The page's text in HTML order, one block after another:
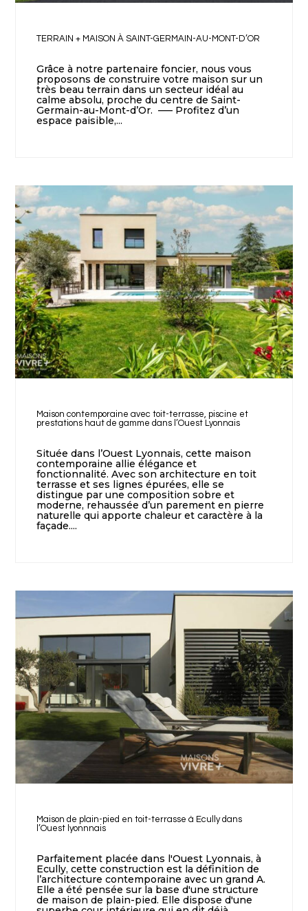
TERRAIN + MAISON À SAINT-GERMAIN-AU-MONT-D’OR
Grâce à notre partenaire foncier, nous vous
proposons de construire votre maison sur un
très beau terrain dans un secteur idéal au
calme absolu, proche du centre de Saint-
Germain-au-Mont-d’Or. —– Profitez d’un
espace paisible,...
Maison contemporaine avec toit-terrasse, piscine et
prestations haut de gamme dans l’Ouest Lyonnais
Située dans l’Ouest Lyonnais, cette maison
contemporaine allie élégance et
fonctionnalité. Avec son architecture en toit
terrasse et ses lignes épurées, elle se
distingue par une composition sobre et
moderne, rehaussée d’un parement en pierre
naturelle qui apporte chaleur et caractère à la
façade....
Maison de plain-pied en toit-terrasse à Ecully dans
l’Ouest lyonnnais
Parfaitement placée dans l'Ouest Lyonnais, à
Ecully, cette construction est la définition de
l’architecture contemporaine avec un grand A.
Elle a été pensée sur la base d'une structure
de maison de plain-pied. Elle dispose d'une